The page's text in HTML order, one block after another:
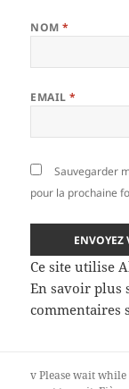
NOM*
EMAIL*
Sauvegarder
pour la prochaine
Ce site utilise
En savoir plus
commentaires
vPlease wait